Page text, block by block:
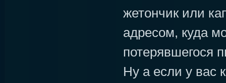
жетончик или
адресом, куда
потерявшегося
Ну а если у вас